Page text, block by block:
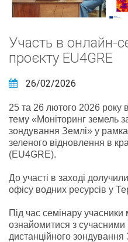
Участь в онлайн-
проєкту EU4GRE
26/02/2026
25 та 26 лютого 2026 року
тему «Моніторинг земель
зондування Землі» у
зеленого відновлення в
(EU4GRE).
До участі в заході
офісу водних ресурсів у
Під час семінару
ознайомитися з сучасними
дистанційного зондування